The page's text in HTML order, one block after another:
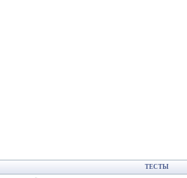
ТЕСТЫ